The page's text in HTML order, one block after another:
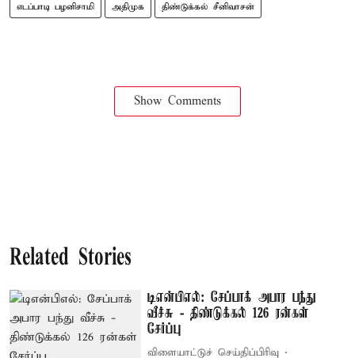
எடப்பாடி பழனிசாமி அதிமுக திண்டுக்கல் சீனிவாசன்
Show Comments
Related Stories
டிஎன்பிஎல்: சேப்பாக் அபார பந்து
வீச்சு - திண்டுக்கல் 126 ரன்கள்
சேர்ப்பு
விளையாட்டுச் செய்திப்பிரிவு